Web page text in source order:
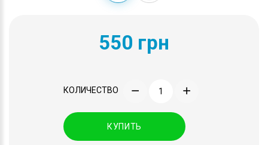
550 грн
КОЛИЧЕСТВО
КУПИТЬ